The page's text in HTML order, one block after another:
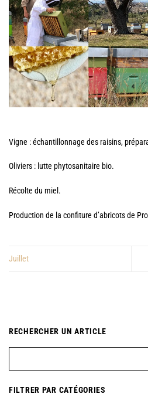
Vigne : échantillonnage des raisins,
Oliviers : lutte phytosanitaire bio.
Récolte du miel.
Production de la confiture d’abricots de
Juillet
RECHERCHER UN ARTICLE
FILTRER PAR CATÉGORIES